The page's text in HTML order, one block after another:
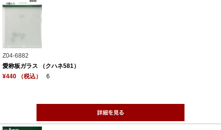
Z04-6882
愛称板ガラス （クハネ581）
¥440 （税込）
6